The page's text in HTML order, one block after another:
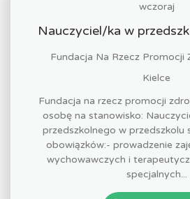
wczoraj
Nauczyciel/ka w
Fundacja Na Rzecz Promocji
Kielce
Fundacja na rzecz promocji
osobę na stanowisko:
przedszkolnego w przedszkolu
obowiązków:- prowadzenie
wychowawczych i
specjalnych...